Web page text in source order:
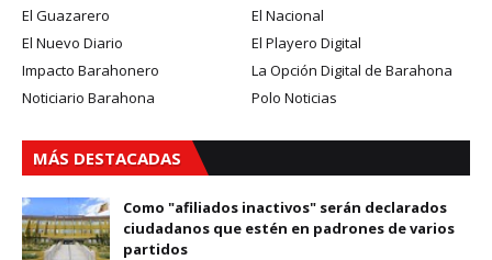
El Guazarero
El Nacional
El Nuevo Diario
El Playero Digital
Impacto Barahonero
La Opción Digital de Barahona
Noticiario Barahona
Polo Noticias
MÁS DESTACADAS
Como "afiliados inactivos" serán declarados
ciudadanos que estén en padrones de varios
partidos